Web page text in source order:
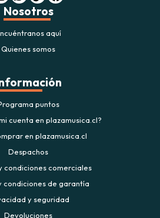
Nosotros
aquí
Quienes somos
puntos
cuenta en plazamusica.cl?
en plazamusica.cl
Despachos
condiciones comerciales
condiciones de garantía
y seguridad
Devoluciones